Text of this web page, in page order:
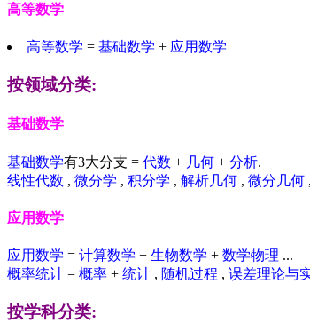
高等数学
高等数学 = 基础数学 + 应用数学
按领域分类:
基础数学
基础数学有3大分支 = 代数 + 几何 + 分析.
线性代数 , 微分学 , 积分学 , 解析几何 , 微分几何 ,
应用数学
应用数学 = 计算数学 + 生物数学 + 数学物理 ...
概率统计 = 概率 + 统计 , 随机过程 , 误差理论与
按学科分类: